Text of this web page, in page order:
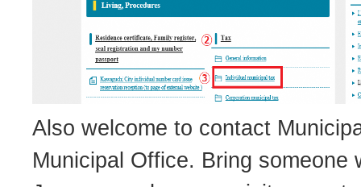
Also welcome to contact
Municipal Office. Bring someone